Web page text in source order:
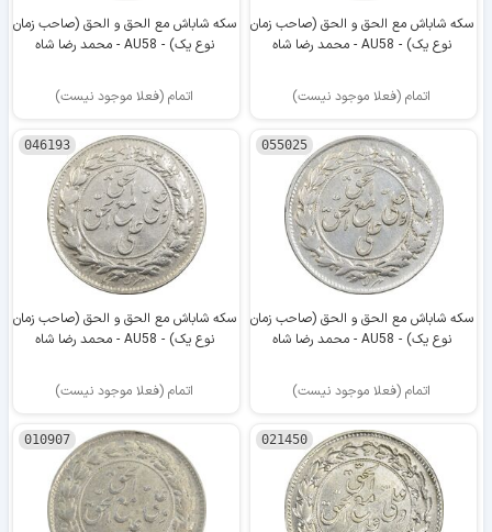
سکه شاباش مع الحق و الحق (صاحب زمان
نوع یک) - AU58 - محمد رضا شاه
اتمام (فعلا موجود نیست)
سکه شاباش مع الحق و الحق (صاحب زمان
نوع یک) - AU58 - محمد رضا شاه
اتمام (فعلا موجود نیست)
055025
سکه شاباش مع الحق و الحق (صاحب زمان
نوع یک) - AU58 - محمد رضا شاه
اتمام (فعلا موجود نیست)
046193
سکه شاباش مع الحق و الحق (صاحب زمان
نوع یک) - AU58 - محمد رضا شاه
اتمام (فعلا موجود نیست)
021450
010907